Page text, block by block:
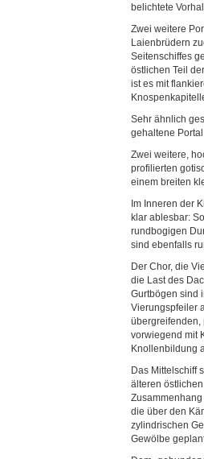
belichtete
Zwei weitere
Laienbrüdern
Seitenschiffes
östlichen Teil
ist es mit
Sehr ähnlich
gehaltene
Zwei weitere,
profilierten
einem breiten
Im Inneren der
klar ablesbar:
rundbogigen
sind ebenfalls
Der Chor, die
die Last des
Gurtbögen sind
Vierungspfeiler
übergreifenden,
vorwiegend mit
Knollenbildung
Das Mittelschiff
älteren
die über den
zylindrischen
Gewölbe